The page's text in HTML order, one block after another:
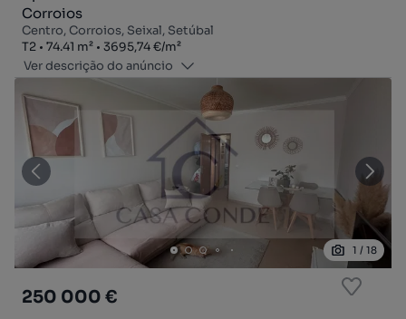
Corroios
Centro, Corroios, Seixal, Setúbal
Tipologia
T2
Zona74.41 m²
Preço por metro quadrado
3695,74 €/m²
Ver descrição do anúncio
1 / 18
250 000 €